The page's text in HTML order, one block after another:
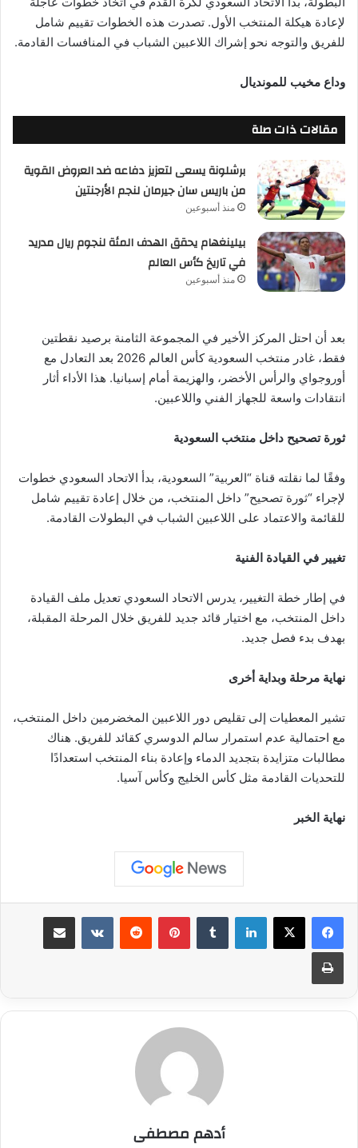
لإعادة هيكلة المنتخب الأول. تصدرت هذه الخطوات تقييم شامل
للفريق والتوجه نحو إشراك اللاعبين الشباب في المنافسات القادمة.
وداع مخيب للمونديال
مقالات ذات صلة
برشلونة يسعى لتعزيز دفاعه ضد العروض القوية
من باريس سان جيرمان لنجم الأرجنتين
منذ أسبوعين
بيلينغهام يحقق الهدف المئة لنجوم ريال مدريد
في تاريخ كأس العالم
منذ أسبوعين
بعد أن احتل المركز الأخير في المجموعة الثامنة برصيد نقطتين
فقط، غادر منتخب السعودية كأس العالم 2026 بعد التعادل مع
أوروجواي والرأس الأخضر، والهزيمة أمام إسبانيا. هذا الأداء أثار
انتقادات واسعة للجهاز الفني واللاعبين.
ثورة تصحيح داخل منتخب السعودية
وفقًا لما نقلته قناة “العربية” السعودية، بدأ الاتحاد السعودي خطوات
لإجراء “ثورة تصحيح” داخل المنتخب، من خلال إعادة تقييم شامل
للقائمة والاعتماد على اللاعبين الشباب في البطولات القادمة.
تغيير في القيادة الفنية
في إطار خطة التغيير، يدرس الاتحاد السعودي تعديل ملف القيادة
داخل المنتخب، مع اختيار قائد جديد للفريق خلال المرحلة المقبلة،
بهدف بدء فصل جديد.
نهاية مرحلة وبداية أخرى
تشير المعطيات إلى تقليص دور اللاعبين المخضرمين داخل المنتخب،
مع احتمالية عدم استمرار سالم الدوسري كقائد للفريق. هناك
مطالبات متزايدة بتجديد الدماء وإعادة بناء المنتخب استعدادًا
للتحديات القادمة مثل كأس الخليج وكأس آسيا.
نهاية الخبر
لينكدإن بينتيريست مشاركة عبر البريد
طباعة
أدهم مصطفى